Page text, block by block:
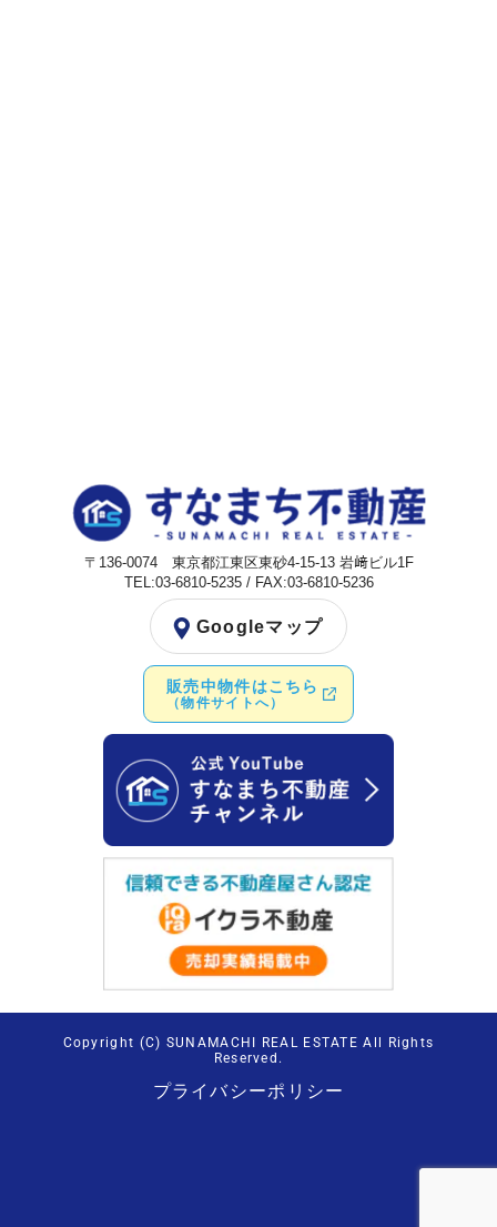
〒136-0074 東京都江東区東砂4-15-13 岩﨑ビル1F
TEL:03-6810-5235 / FAX:03-6810-5236
Googleマップ
販売中物件はこちら
（物件サイトへ）
Copyright (C) SUNAMACHI REAL ESTATE All Rights
Reserved.
プライバシーポリシー